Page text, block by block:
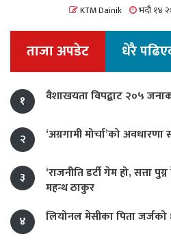
KTM Dainik भदौ १४
ताजा अपडेट धेरै
१ वैशाखयता विपद्बाट २०५
२ ‘अग्रगामी मोर्चा’को
३
‘राजनीति डर्टी गेम हो, सत्ता
महन्थ ठाकुर
४
लियोनल मेसीका पिता जर्जको